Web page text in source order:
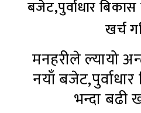
मनहरीले ल्यायो
नयाँ
भन्दा बढी